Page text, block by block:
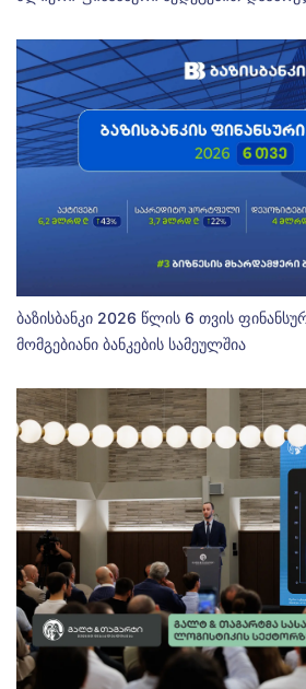
ბაზისბანკი 2026 წლის 6 თვის
მომგებიანი ბანკების სამეულშია